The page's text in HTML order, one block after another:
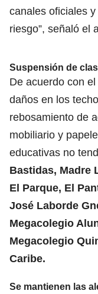
canales oficiales
riesgo”, señaló el
Suspensión de
De acuerdo con
daños en los
rebosamiento de
mobiliario y
educativas no
Bastidas, Madre
El Parque, El
José Laborde
Megacolegio
Megacolegio
Caribe.
Se mantienen las